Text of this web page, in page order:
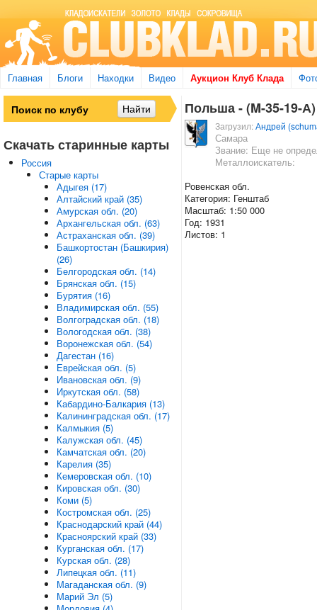
Главная Блоги Находки Видео Аукцион Клуб Клада
Польша - (M-35-19-
Загрузил:Андрей
Самара
Звание: Еще не
Металлоискатель:
Ровенская обл.
Категория: Генштаб
Масштаб: 1:50 000
Год: 1931
Листов: 1
Скачать старинные карты
Россия
Старые карты
Адыгея (17)
Алтайский край (35)
Амурская обл. (20)
Архангельская обл. (63)
Астраханская обл. (39)
Башкортостан (Башкирия)
(26)
Белгородская обл. (14)
Брянская обл. (15)
Бурятия (16)
Владимирская обл. (55)
Волгоградская обл. (18)
Вологодская обл. (38)
Воронежская обл. (54)
Дагестан (16)
Еврейская обл. (5)
Ивановская обл. (9)
Иркутская обл. (58)
Кабардино-Балкария (13)
Калининградская обл. (17)
Калмыкия (5)
Калужская обл. (45)
Камчатская обл. (20)
Карелия (35)
Кемеровская обл. (10)
Кировская обл. (30)
Коми (5)
Костромская обл. (25)
Краснодарский край (44)
Красноярский край (33)
Курганская обл. (17)
Курская обл. (28)
Липецкая обл. (11)
Магаданская обл. (9)
Марий Эл (5)